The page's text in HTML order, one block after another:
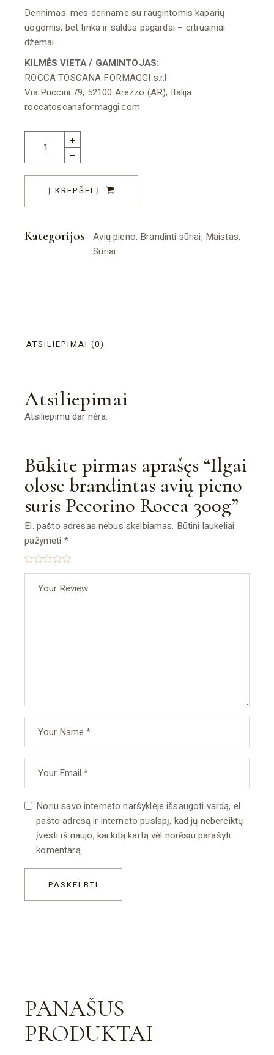
Derinimas: mes deriname su raugintomis kaparių
uogomis, bet tinka ir saldūs pagardai – citrusiniai
džemai.
KILMĖS VIETA / GAMINTOJAS:
ROCCA TOSCANA FORMAGGI s.r.l.
Via Puccini 79, 52100 Arezzo (AR), Italija
roccatoscanaformaggi.com
Ilgai olose brandintas avių pieno sūris Pecorino Rocca 300g
Į KREPŠELĮ
Kategorijos Avių pieno, Brandinti sūriai, Maistas,
Sūriai
ATSILIEPIMAI (0)
Atsiliepimai
Atsiliepimų dar nėra.
Būkite pirmas aprašęs “Ilgai
olose brandintas avių pieno
sūris Pecorino Rocca 300g”
El. pašto adresas nebus skelbiamas. Būtini laukeliai
pažymėti *
Noriu savo interneto naršyklėje išsaugoti vardą, el.
pašto adresą ir interneto puslapį, kad jų nebereiktų
įvesti iš naujo, kai kitą kartą vėl norėsiu parašyti
komentarą.
PASKELBTI
PANAŠŪS
PRODUKTAI